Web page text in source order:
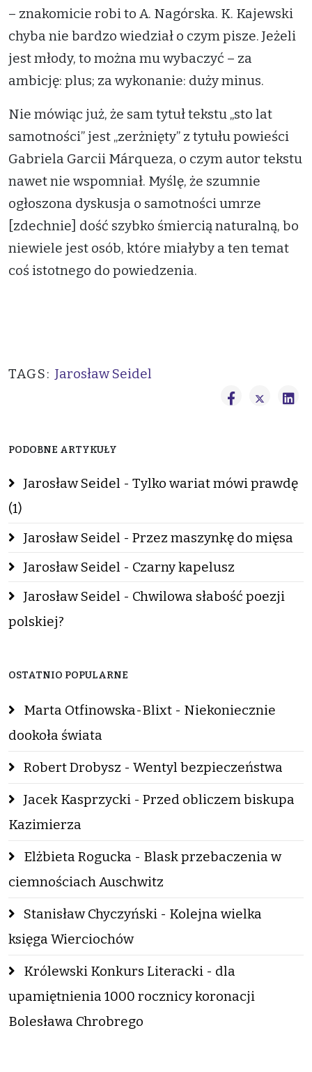
– znakomicie robi to A. Nagórska. K. Kajewski
chyba nie bardzo wiedział o czym pisze. Jeżeli
jest młody, to można mu wybaczyć – za
ambicję: plus; za wykonanie: duży minus.
Nie mówiąc już, że sam tytuł tekstu „sto lat
samotności” jest „zerżnięty” z tytułu powieści
Gabriela Garcii Márqueza, o czym autor tekstu
nawet nie wspomniał. Myślę, że szumnie
ogłoszona dyskusja o samotności umrze
[zdechnie] dość szybko śmiercią naturalną, bo
niewiele jest osób, które miałyby a ten temat
coś istotnego do powiedzenia.
TAGS: Jarosław Seidel
PODOBNE ARTYKUŁY
Jarosław Seidel - Tylko wariat mówi prawdę
(1)
Jarosław Seidel - Przez maszynkę do mięsa
Jarosław Seidel - Czarny kapelusz
Jarosław Seidel - Chwilowa słabość poezji
polskiej?
OSTATNIO POPULARNE
Marta Otfinowska-Blixt - Niekoniecznie
dookoła świata
Robert Drobysz - Wentyl bezpieczeństwa
Jacek Kasprzycki - Przed obliczem biskupa
Kazimierza
Elżbieta Rogucka - Blask przebaczenia w
ciemnościach Auschwitz
Stanisław Chyczyński - Kolejna wielka
księga Wierciochów
Królewski Konkurs Literacki - dla
upamiętnienia 1000 rocznicy koronacji
Bolesława Chrobrego